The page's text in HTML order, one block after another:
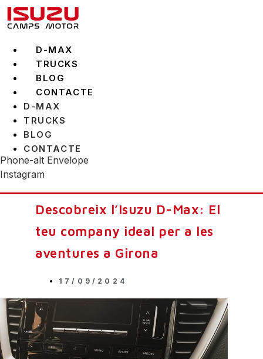
Vés
D-MAX
TRUCKS
BLOG
CONTACTE
D-MAX
TRUCKS
BLOG
CONTACTE
Phone-alt Envelope
Instagram
Descobreix l’Isuzu D-Max: El
teu company ideal per a les
aventures a Girona
17/09/2024